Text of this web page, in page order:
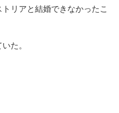
リアと結婚できなかったこ
た。